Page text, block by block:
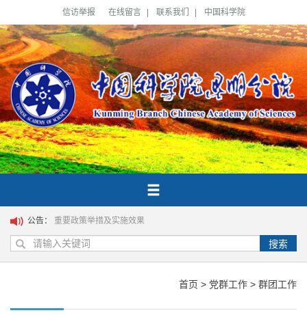
信访举报 在线留言 联系我们 中国科学院
公告： 重要政策举措及实施效果
搜索
首页 > 党群工作 > 群团工作